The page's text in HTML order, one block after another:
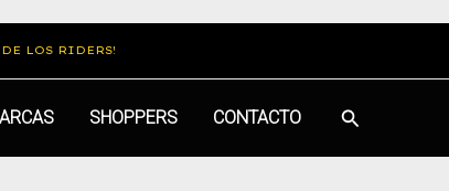
LOS RIDERS!
SHOPPERS CONTACTO Buscar